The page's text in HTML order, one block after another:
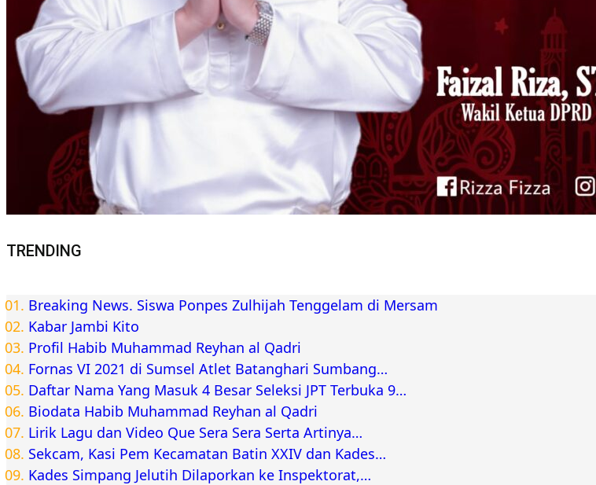
TRENDING
Breaking News. Siswa Ponpes Zulhijah Tenggelam di Mersam
Kabar Jambi Kito
Profil Habib Muhammad Reyhan al Qadri
Fornas VI 2021 di Sumsel Atlet Batanghari Sumbang…
Daftar Nama Yang Masuk 4 Besar Seleksi JPT Terbuka 9…
Biodata Habib Muhammad Reyhan al Qadri
Lirik Lagu dan Video Que Sera Sera Serta Artinya…
Sekcam, Kasi Pem Kecamatan Batin XXIV dan Kades…
Kades Simpang Jelutih Dilaporkan ke Inspektorat,…